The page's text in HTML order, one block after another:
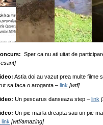
Sper ca nu ati uitat de
Astia doi au vazut prea multe filme
sa faca o aroganta – link [wtf]
Un pescarus danseaza step – link
Un pic mai la dreapta sau un pic
link [wtf/amazing]